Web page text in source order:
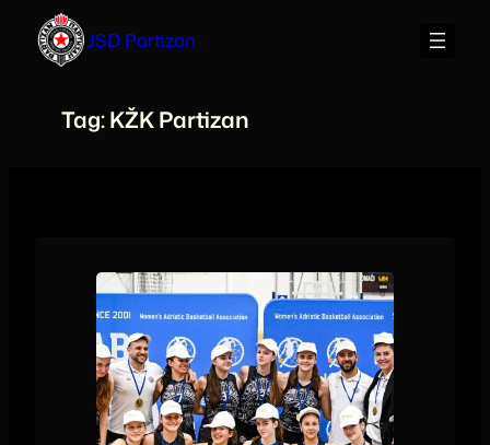
Skip
content
JSD Partizan
Tag:KŽK Partizan